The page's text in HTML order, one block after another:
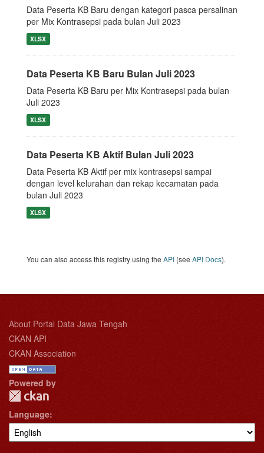
Data Peserta KB Baru dengan kategori pasca persalinan
per Mix Kontrasepsi pada bulan Juli 2023
XLSX
Data Peserta KB Baru Bulan Juli 2023
Data Peserta KB Baru per Mix Kontrasepsi pada bulan
Juli 2023
XLSX
Data Peserta KB Aktif Bulan Juli 2023
Data Peserta KB Aktif per mix kontrasepsi sampai
dengan level kelurahan dan rekap kecamatan pada
bulan Juli 2023
XLSX
You can also access this registry using the API (see API Docs).
About Portal Data Jawa Tengah
CKAN API
CKAN Association
Powered by
Language